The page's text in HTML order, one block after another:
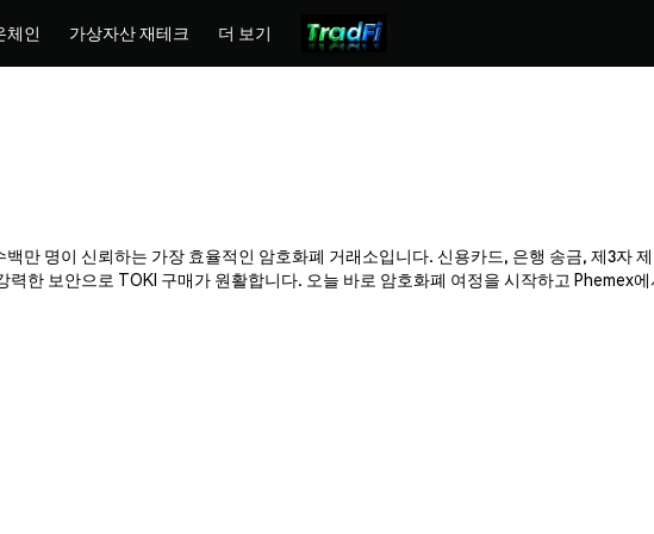
체인 가상자산 재테크 더 보기
만 명이 신뢰하는 가장 효율적인 암호화폐 거래소입니다. 신용카드, 은행 송금, 제3자
한 보안으로 TOKI 구매가 원활합니다. 오늘 바로 암호화폐 여정을 시작하고 Phemex